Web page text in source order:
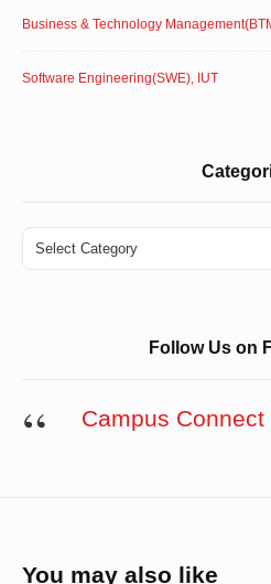
Business & Technology
Software Engineering(SWE), IUT
Categories
Follow Us on
Campus Connect
You may also like